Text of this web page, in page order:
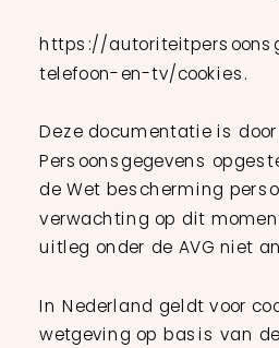
https://
telefoon-en-tv/cookies.
Deze documentatie is
Persoonsgegevens
de Wet bescherming
verwachting op dit
uitleg onder de AVG niet
In Nederland geldt voor
wetgeving op basis van de